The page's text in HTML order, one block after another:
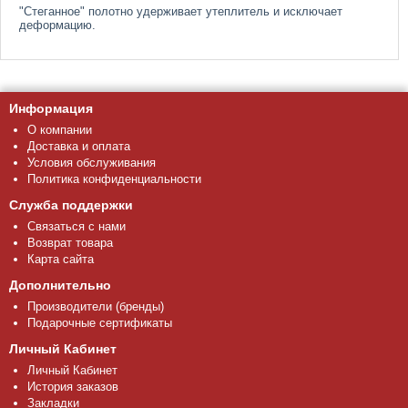
"Стеганное" полотно удерживает утеплитель и исключает
деформацию.
Информация
О компании
Доставка и оплата
Условия обслуживания
Политика конфиденциальности
Служба поддержки
Связаться с нами
Возврат товара
Карта сайта
Дополнительно
Производители (бренды)
Подарочные сертификаты
Личный Кабинет
Личный Кабинет
История заказов
Закладки